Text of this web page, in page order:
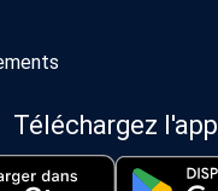
Téléchargez l'app